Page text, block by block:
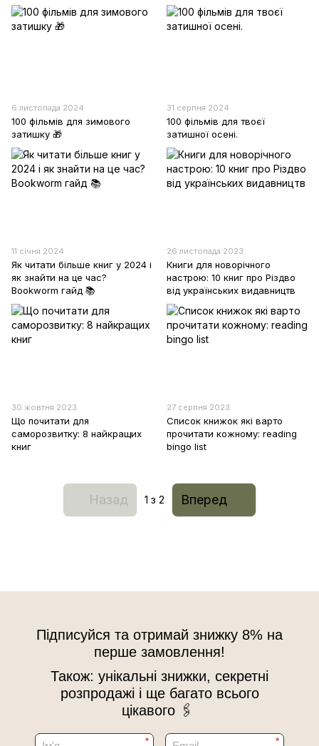
6 листопада 2024
100 фільмів для зимового
затишку 🎁
31 серпня 2024
100 фільмів для твоєї
затишної осені.
11 січня 2024
Як читати більше книг у 2024 і
як знайти на це час?
Bookworm гайд 📚
26 листопада 2023
Книги для новорічного
настрою: 10 книг про Різдво
від українських видавництв
30 жовтня 2023
Що почитати для
саморозвитку: 8 найкращих
книг
27 серпня 2023
Список книжок які варто
прочитати кожному: reading
bingo list
Назад 1 з 2 Вперед
Підписуйся та отримай знижку 8% на
перше замовлення!
Також: унікальні знижки, секретні
розпродажі і ще багато всього
цікавого 🖇
* *